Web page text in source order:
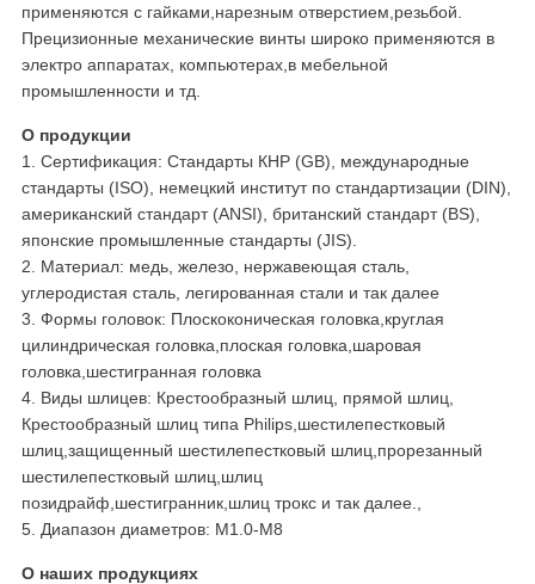
применяются с гайками,нарезным отверстием,резьбой.
Прецизионные механические винты широко применяются в
электро аппаратах, компьютерах,в мебельной
промышленности и тд.
О продукции
1. Сертификация: Стандарты КНР (GB), международные
стандарты (ISO), немецкий институт по стандартизации (DIN),
американский стандарт (ANSI), британский стандарт (BS),
японские промышленные стандарты (JIS).
2. Материал: медь, железо, нержавеющая сталь,
углеродистая сталь, легированная стали и так далее
3. Формы головок: Плоскоконическая головка,круглая
цилиндрическая головка,плоская головка,шаровая
головка,шестигранная головка
4. Виды шлицев: Крестообразный шлиц, прямой шлиц,
Крестообразный шлиц типа Philips,шестилепестковый
шлиц,защищенный шестилепестковый шлиц,прорезанный
шестилепестковый шлиц,шлиц
позидрайф,шестигранник,шлиц трокс и так далее.,
5. Диапазон диаметров: M1.0-M8
О наших продукциях